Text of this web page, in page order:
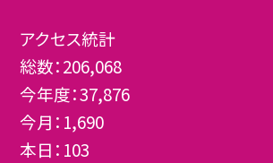
アクセス統計
総数：206,068
今年度：37,876
今月： 1,690
本日： 103